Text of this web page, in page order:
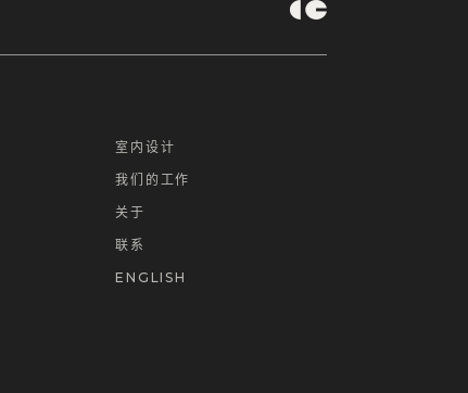
室内设计
我们的工作
关于
联系
ENGLISH